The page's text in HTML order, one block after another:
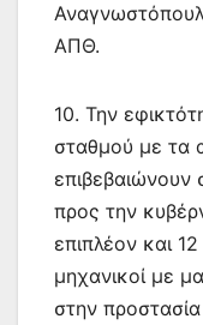
ΑΠΘ.
10. Την
σταθμού με τα
επιβεβαιώνουν
προς την
επιπλέον και 12
μηχανικοί με
στην